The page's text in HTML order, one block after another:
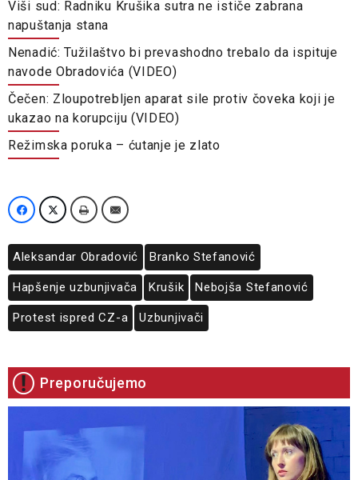
Viši sud: Radniku Krušika sutra ne ističe zabrana
napuštanja stana
Nenadić: Tužilaštvo bi prevashodno trebalo da ispituje
navode Obradovića (VIDEO)
Čečen: Zloupotrebljen aparat sile protiv čoveka koji je
ukazao na korupciju (VIDEO)
Režimska poruka – ćutanje je zlato
Aleksandar Obradović Branko Stefanović
Hapšenje uzbunjivača Krušik Nebojša Stefanović
Protest ispred CZ-a Uzbunjivači
Preporučujemo